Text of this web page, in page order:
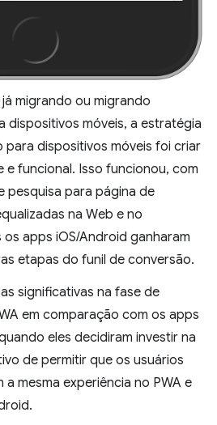
migrando ou migrando
dispositivos móveis, a estratégia
para dispositivos móveis foi criar
e funcional. Isso funcionou, com
pesquisa para página de
na Web e no
os apps iOS/Android ganharam
etapas do funil de conversão.
significativas na fase de
em comparação com os apps
eles decidiram investir na
de permitir que os usuários
a mesma experiência no PWA e